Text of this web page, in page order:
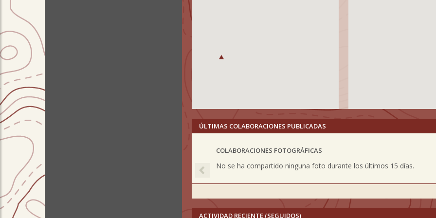
ÚLTIMAS COLABORACIONES PUBLICADAS
COLABORACIONES FOTOGRÁFICAS
No se ha compartido ninguna foto durante los últimos 15 días.
Previous
ACTIVIDAD RECIENTE (SEGUIDOS)